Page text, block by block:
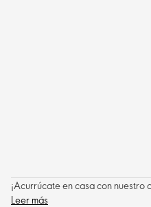
¡Acurrúcate en casa con
Leer más